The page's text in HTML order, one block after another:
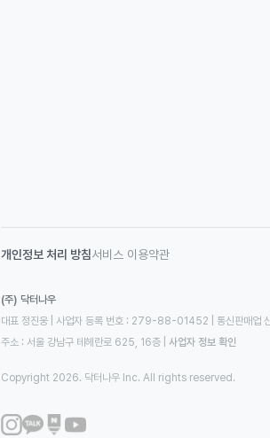
개인정보 처리 방침서비스 이용약관
(주) 닥터나우
대표 정진웅 | 사업자 등록 번호 : 279-88-01452 | 통신판매
주소 : 서울 강남구 테헤란로 625, 16층
사업자 정보 확인
Copyright 2026. 닥터나우 Inc. All rights reserved.